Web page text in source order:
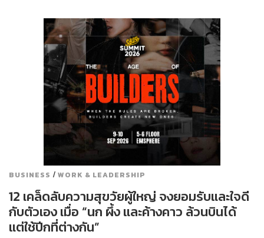
BUSINESS / WORK & LEADERSHIP
12 เคล็ดลับความสุขวัยผู้ใหญ่ จงยอมรับและใจดี
กับตัวเอง เมื่อ “นก ผึ้ง และค้างคาว ล้วนบินได้
แต่ใช้ปีกที่ต่างกัน”